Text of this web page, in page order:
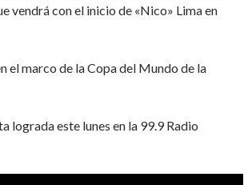
vendrá con el inicio de «Nico» Lima en
el marco de la Copa del Mundo de la
lograda este lunes en la 99.9 Radio